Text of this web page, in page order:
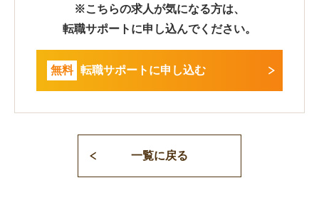
※こちらの求人が気になる方は、
転職サポートに申し込んでください。
無料 転職サポートに申し込む
一覧に戻る